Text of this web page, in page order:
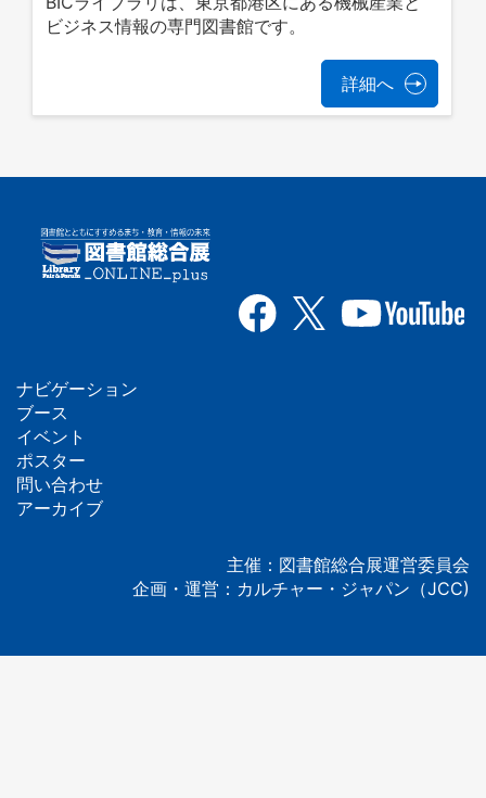
ビジネス情報の専門図書館です。
詳細へ
フ
ッ
タ
ナビゲーション
ブース
イベント
ポスター
問い合わせ
アーカイブ
主催：図書館総合展運営委員会
企画・運営：カルチャー・ジャパン（JCC)